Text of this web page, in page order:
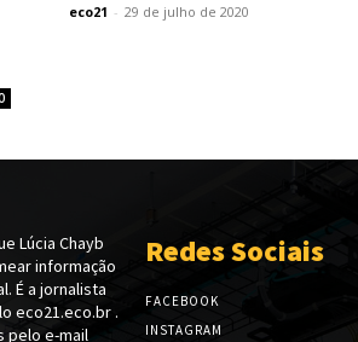
eco21 - 29 de julho de 2020
Lúcia Chayb
informação
É a jornalista
eco21.eco.br .
pelo e-mail
Redes Sociais
FACEBOOK
INSTAGRAM